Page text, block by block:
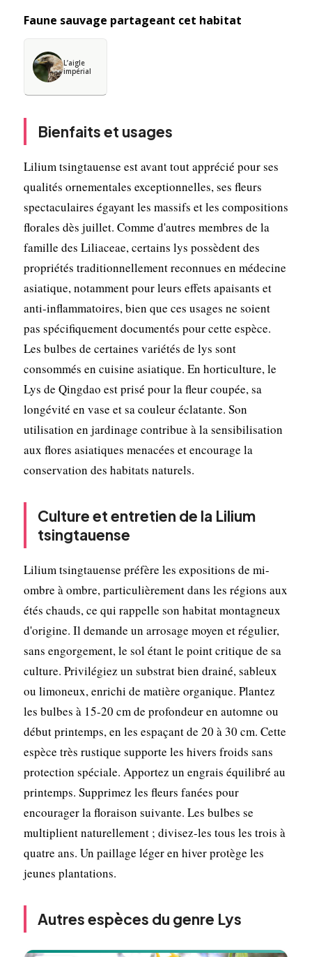
Faune sauvage partageant cet habitat
L’aigle
impérial
Bienfaits et usages
Lilium tsingtauense est avant tout apprécié pour ses
qualités ornementales exceptionnelles, ses fleurs
spectaculaires égayant les massifs et les compositions
florales dès juillet. Comme d'autres membres de la
famille des Liliaceae, certains lys possèdent des
propriétés traditionnellement reconnues en médecine
asiatique, notamment pour leurs effets apaisants et
anti-inflammatoires, bien que ces usages ne soient
pas spécifiquement documentés pour cette espèce.
Les bulbes de certaines variétés de lys sont
consommés en cuisine asiatique. En horticulture, le
Lys de Qingdao est prisé pour la fleur coupée, sa
longévité en vase et sa couleur éclatante. Son
utilisation en jardinage contribue à la sensibilisation
aux flores asiatiques menacées et encourage la
conservation des habitats naturels.
Culture et entretien de la Lilium
tsingtauense
Lilium tsingtauense préfère les expositions de mi-
ombre à ombre, particulièrement dans les régions aux
étés chauds, ce qui rappelle son habitat montagneux
d'origine. Il demande un arrosage moyen et régulier,
sans engorgement, le sol étant le point critique de sa
culture. Privilégiez un substrat bien drainé, sableux
ou limoneux, enrichi de matière organique. Plantez
les bulbes à 15-20 cm de profondeur en automne ou
début printemps, en les espaçant de 20 à 30 cm. Cette
espèce très rustique supporte les hivers froids sans
protection spéciale. Apportez un engrais équilibré au
printemps. Supprimez les fleurs fanées pour
encourager la floraison suivante. Les bulbes se
multiplient naturellement ; divisez-les tous les trois à
quatre ans. Un paillage léger en hiver protège les
jeunes plantations.
Autres espèces du genre Lys